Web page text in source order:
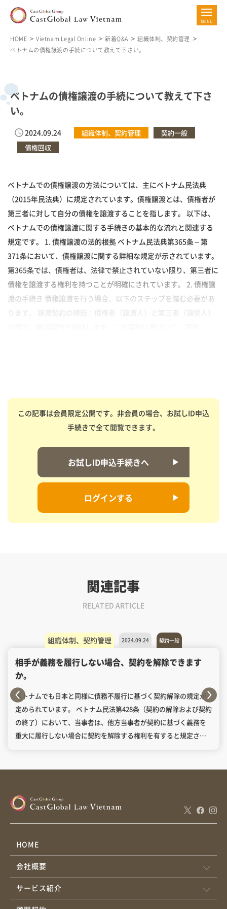
HOME Vietnam Legal Online 新着Q&A
組織体制、契約管理
ベトナムの債権譲渡の手続について教えて下さい。
ベトナムの債権譲渡の手続について教えて下さ
い。
2024.09.24 組織体制、契約管理
契約一般
債権回収
ベトナムでの債権譲渡の方法については、主にベトナム民法典
（2015年民法典）に規定されています。債権譲渡とは、債権者が
第三者に対して自分の債権を譲渡することを指します。 以下は、
ベトナムでの債権譲渡に関する手続きの基本的な流れと関連する
規定です。 1. 債権譲渡の法的根拠 ベトナム民法典第365条～第
371条において、債権譲渡に関する詳細な規定が示されています。
第365条では、債権者は、法律で禁止されていない限り、第三者に
債権を譲渡する権利を持つことが明確にされています。 2. 債権譲
渡の手続き 債権譲渡を行う場合、以下のステップを踏む必要があ
この記事は会員限定公開です。非会員の場合、お試しID申込
手続きで全て閲覧できます。
お試しID申込手続きへ
ログインする
関連記事
RELATED ARTICLE
組織体制、契約管理 2024.09.24 契約一般
相手が義務を履行しない場合、契約を解除できます
か。
ベトナムでも日本と同様に債務不履行に基づく契約解除の規定が
定められています。 ベトナム民法第428条（契約の解除および契約
の終了）において、当事者は、他方当事者が契約に基づく義務を
重大に履行しない場合に契約を解除する権利を有すると規定され
HOME
会社概要
サービス紹介